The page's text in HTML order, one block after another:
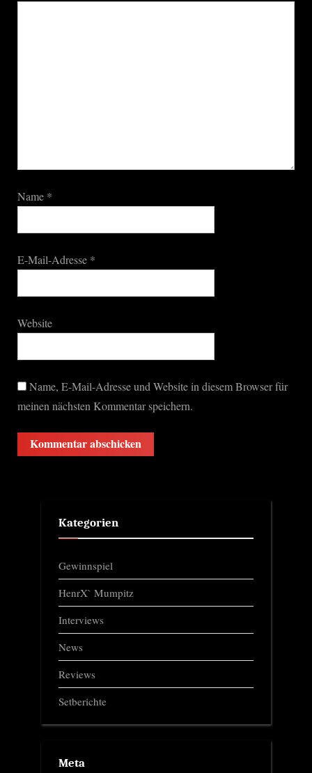
Name *
E-Mail-Adresse *
Website
Name, E-Mail-Adresse und Website in diesem Browser für
meinen nächsten Kommentar speichern.
Kategorien
Gewinnspiel
HenrX` Mumpitz
Interviews
News
Reviews
Setberichte
Meta